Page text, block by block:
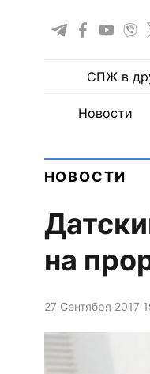
СПЖ в
Новости
НОВОСТИ
на
27 Сентября 2017